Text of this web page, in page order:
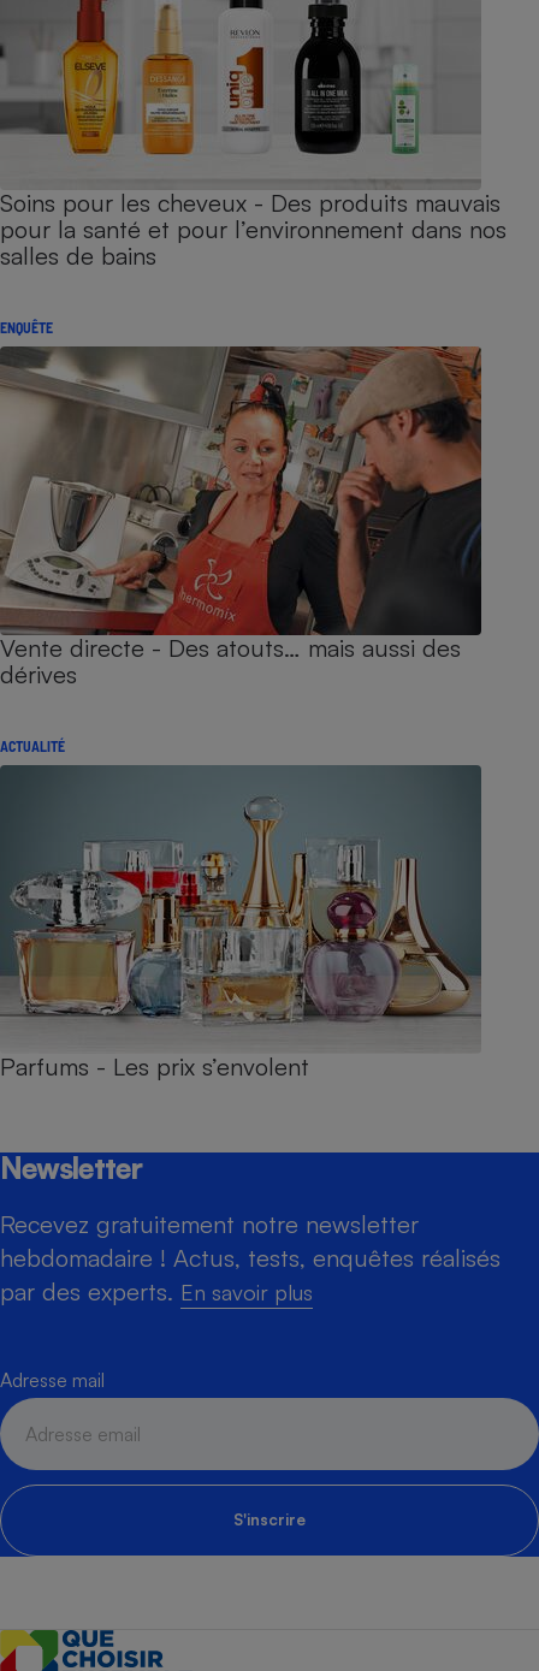
Soins pour les cheveux - Des produits mauvais
pour la santé et pour l’environnement dans nos
salles de bains
ENQUÊTE
Vente directe - Des atouts… mais aussi des
dérives
ACTUALITÉ
Parfums - Les prix s’envolent
Newsletter
Recevez gratuitement notre newsletter
hebdomadaire ! Actus, tests, enquêtes réalisés
par des experts. En savoir plus
Adresse mail
S'inscrire